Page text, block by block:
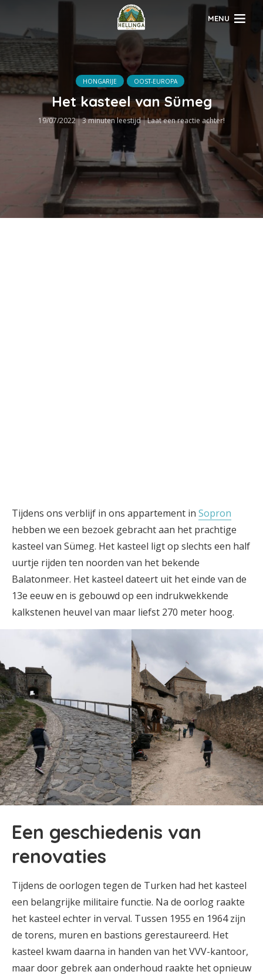
MENU
HONGARIJE OOST-EUROPA
Het kasteel van Sümeg
19/07/2022 3 minuten leestijd Laat een reactie achter!
Tijdens ons verblijf in ons appartement in Sopron
hebben we een bezoek gebracht aan het prachtige
kasteel van Sümeg. Het kasteel ligt op slechts een half
uurtje rijden ten noorden van het bekende
Balatonmeer. Het kasteel dateert uit het einde van de
13e eeuw en is gebouwd op een indrukwekkende
kalkstenen heuvel van maar liefst 270 meter hoog.
Een geschiedenis van
renovaties
Tijdens de oorlogen tegen de Turken had het kasteel
een belangrijke militaire functie. Na de oorlog raakte
het kasteel echter in verval. Tussen 1955 en 1964 zijn
de torens, muren en bastions gerestaureerd. Het
kasteel kwam daarna in handen van het VVV-kantoor,
maar door gebrek aan onderhoud raakte het opnieuw